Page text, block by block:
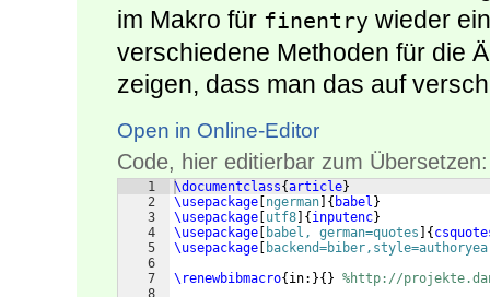
im Makro für finentry wieder
verschiedene Methoden für die
zeigen, dass man das auf
Open in Online-Editor
Code, hier editierbar zum Übersetzen:
1
2
3
4
5
6
7
\documentclass{article}
\usepackage ngerman { babel }
\usepackage utf8 { inputenc}
\usepackage
babel, german=quotes {
\usepackage
\renewbibmacro{ in: }{ } %http://